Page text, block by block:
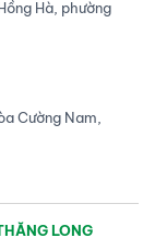
Hà, phường
Cường Nam,
LONG